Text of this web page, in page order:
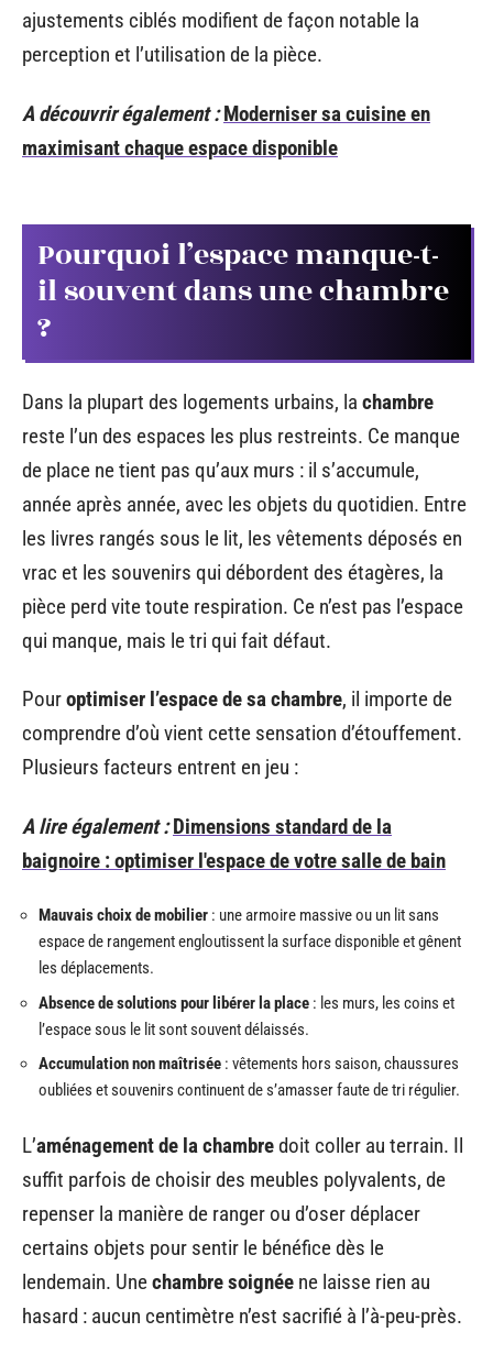
ajustements ciblés modifient de façon notable la
perception et l’utilisation de la pièce.
A découvrir également : Moderniser sa cuisine en
maximisant chaque espace disponible
Pourquoi l’espace manque-t-
il souvent dans une chambre
?
Dans la plupart des logements urbains, la chambre
reste l’un des espaces les plus restreints. Ce manque
de place ne tient pas qu’aux murs : il s’accumule,
année après année, avec les objets du quotidien. Entre
les livres rangés sous le lit, les vêtements déposés en
vrac et les souvenirs qui débordent des étagères, la
pièce perd vite toute respiration. Ce n’est pas l’espace
qui manque, mais le tri qui fait défaut.
Pouroptimiser l’espace de sa chambre, il importe de
comprendre d’où vient cette sensation d’étouffement.
Plusieurs facteurs entrent en jeu :
A lire également : Dimensions standard de la
baignoire : optimiser l'espace de votre salle de bain
Mauvais choix de mobilier : une armoire massive ou un lit sans
espace de rangement engloutissent la surface disponible et gênent
les déplacements.
Absence de solutions pour libérer la place : les murs, les coins et
l’espace sous le lit sont souvent délaissés.
Accumulation non maîtrisée : vêtements hors saison, chaussures
oubliées et souvenirs continuent de s’amasser faute de tri régulier.
L’aménagement de la chambredoit coller au terrain. Il
suffit parfois de choisir des meubles polyvalents, de
repenser la manière de ranger ou d’oser déplacer
certains objets pour sentir le bénéfice dès le
lendemain. Unechambre soignée ne laisse rien au
hasard : aucun centimètre n’est sacrifié à l’à-peu-près.